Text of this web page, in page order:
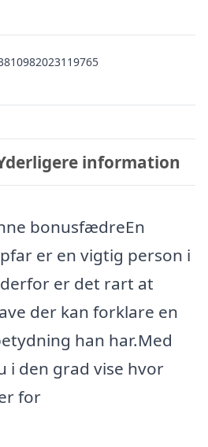
information
bonusfædreEn
er en vigtig person i
er det rart at
der kan forklare en
han har.Med
i den grad vise hvor
for